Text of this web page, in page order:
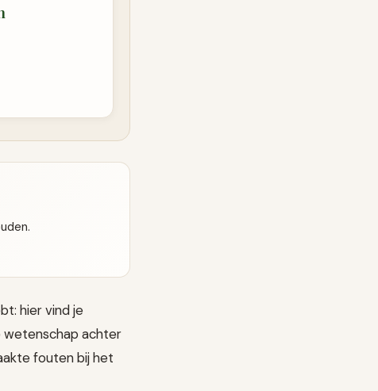
hier vind je
wetenschap achter
fouten bij het